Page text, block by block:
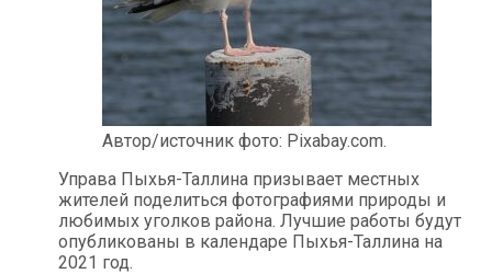
Автор/источник фото: Pixabay.com.
Управа Пыхья-Таллина призывает местных
жителей поделиться фотографиями природы и
любимых уголков района. Лучшие работы будут
опубликованы в календаре Пыхья-Таллина на
2021 год.